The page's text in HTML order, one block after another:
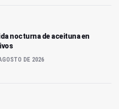
nocturna de aceituna en
DE 2026